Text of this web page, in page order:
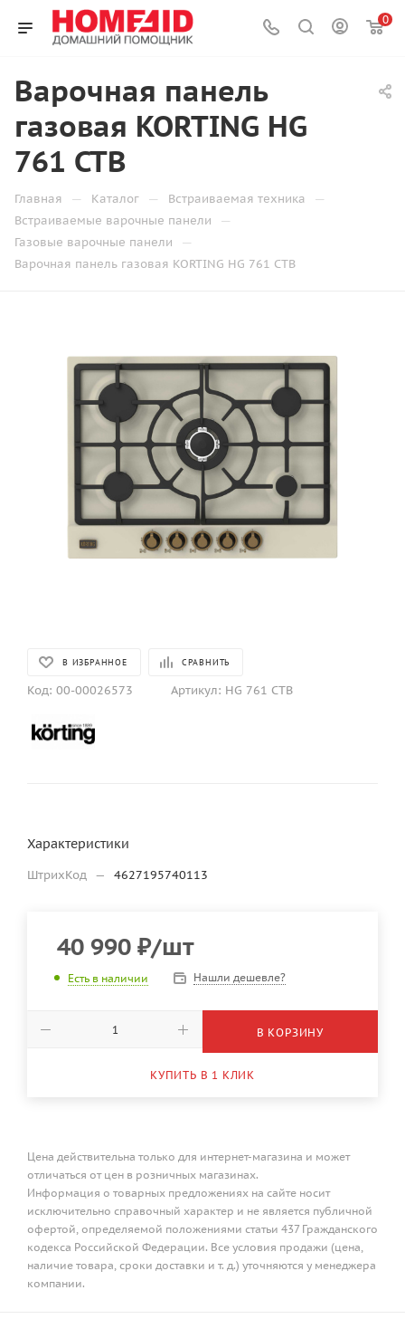
0
Варочная панель
газовая KORTING HG
761 CTB
Главная — Каталог — Встраиваемая техника —
Встраиваемые варочные панели —
Газовые варочные панели —
Варочная панель газовая KORTING HG 761 CTB
В ИЗБРАННОЕ СРАВНИТЬ
Код: 00-00026573 Артикул: HG 761 CTB
Характеристики
ШтрихКод — 4627195740113
40 990 ₽/шт
Есть в наличии Нашли дешевле?
В КОРЗИНУ
КУПИТЬ В 1 КЛИК
Цена действительна только для интернет-магазина и может
отличаться от цен в розничных магазинах.
Информация о товарных предложениях на сайте носит
исключительно справочный характер и не является публичной
офертой, определяемой положениями статьи 437 Гражданского
кодекса Российской Федерации. Все условия продажи (цена,
наличие товара, сроки доставки и т. д.) уточняются у менеджера
компании.